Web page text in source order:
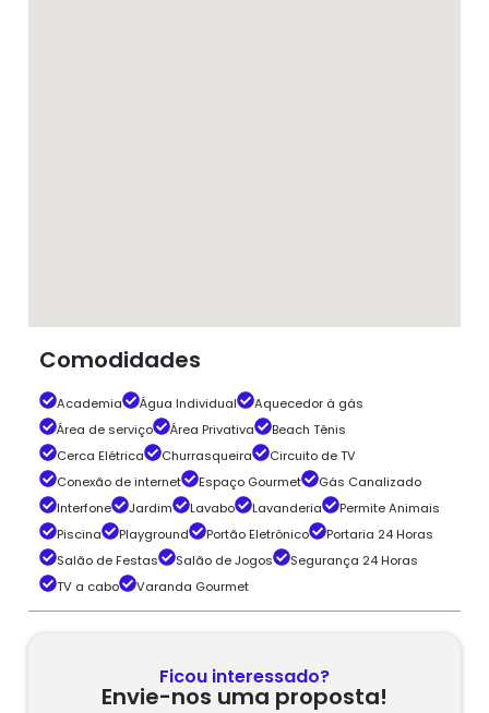
Comodidades
Academia Água Individual
Aquecedor à gás
Área de serviço
Área Privativa
Beach Tênis
Cerca Elétrica
Churrasqueira
Circuito de TV
Conexão de internet
Espaço Gourmet
Gás Canalizado
Interfone
Jardim Lavabo Lavanderia
Permite Animais
Piscina
Playground Portão Eletrônico
Portaria 24 Horas
Salão de Festas
Salão de Jogos
Segurança 24 Horas
TV a cabo
Varanda Gourmet
Ficou interessado?
Envie-nos uma proposta!